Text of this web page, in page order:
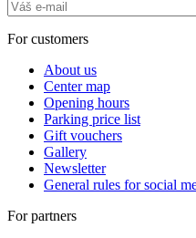
For customers
About us
Center map
Opening hours
Parking price list
Gift vouchers
Gallery
Newsletter
General rules for social
For partners